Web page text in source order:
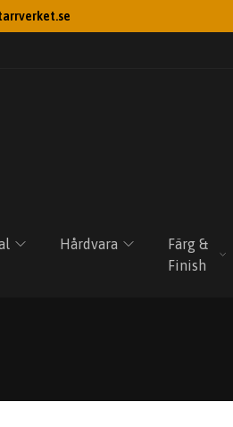
Hårdvara
Färg &
Finish